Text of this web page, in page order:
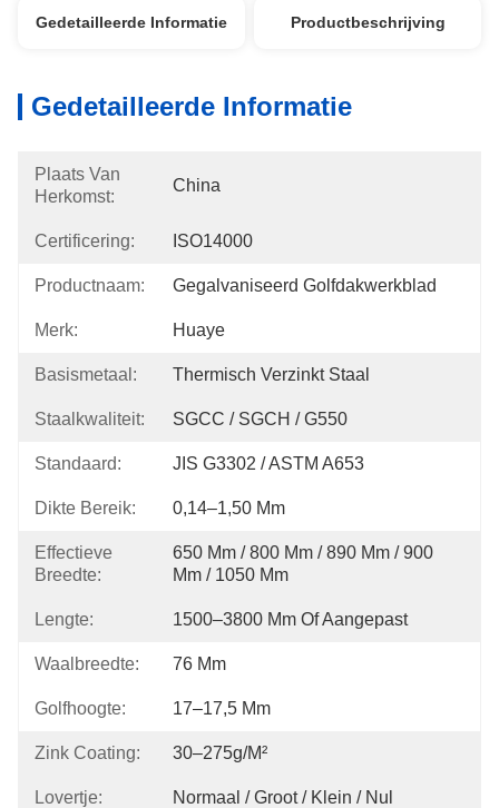
Gedetailleerde Informatie Productbeschrijving
Gedetailleerde Informatie
Plaats Van
Herkomst:
China
Certificering: ISO14000
Productnaam: Gegalvaniseerd Golfdakwerkblad
Merk: Huaye
Basismetaal: Thermisch Verzinkt Staal
Staalkwaliteit: SGCC / SGCH / G550
Standaard: JIS G3302 / ASTM A653
Dikte Bereik: 0,14–1,50 Mm
Effectieve
Breedte:
650 Mm / 800 Mm / 890 Mm / 900
Mm / 1050 Mm
Lengte: 1500–3800 Mm Of Aangepast
Waalbreedte: 76 Mm
Golfhoogte: 17–17,5 Mm
Zink Coating: 30–275g/m²
Lovertje: Normaal / Groot / Klein / Nul